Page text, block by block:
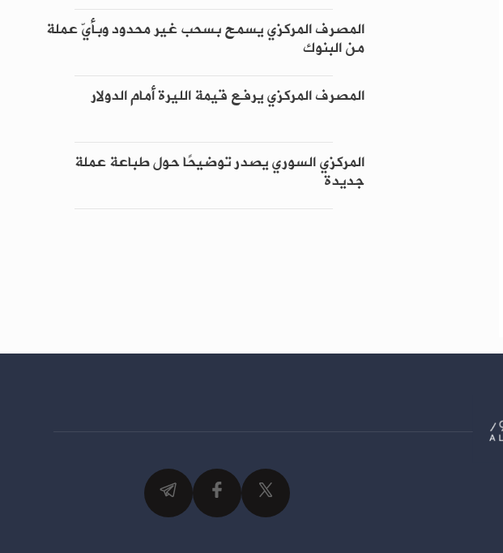
المصرف المركزي يسمح بسحب غير محدود وبأيّ عملة
من البنوك
المصرف المركزي يرفع قيمة الليرة أمام الدولار
المركزي السوري يصدر توضيحًا حول طباعة عملة
جديدة